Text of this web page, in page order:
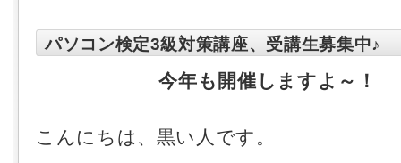
パソコン検定3級対策講座、受講生募集中♪
今年も開催しますよ～！
こんにちは、黒い人です。